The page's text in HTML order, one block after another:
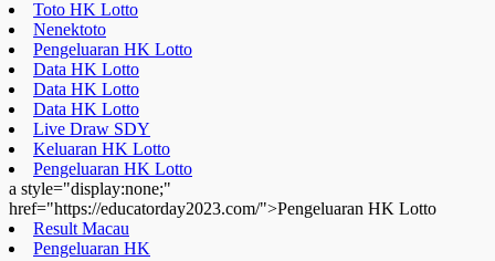
Toto HK Lotto
Nenektoto
Pengeluaran HK Lotto
Data HK Lotto
Data HK Lotto
Data HK Lotto
Live Draw SDY
Keluaran HK Lotto
Pengeluaran HK Lotto
a style="display:none;"
href="https://educatorday2023.com/">Pengeluaran HK Lotto
Result Macau
Pengeluaran HK